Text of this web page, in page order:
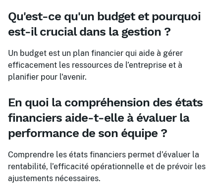
Qu'est-ce qu'un budget et pourquoi
est-il crucial dans la gestion ?
Un budget est un plan financier qui aide à gérer
efficacement les ressources de l’entreprise et à
planifier pour l'avenir.
En quoi la compréhension des états
financiers aide-t-elle à évaluer la
performance de son équipe ?
Comprendre les états financiers permet d’évaluer la
rentabilité, l’efficacité opérationnelle et de prévoir les
ajustements nécessaires.